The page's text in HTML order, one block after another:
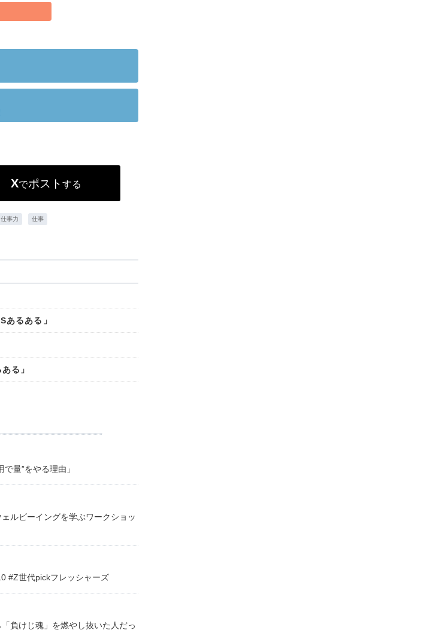
Xでポスト する
仕事力 仕事
るある」
る」
量”をやる理由」
ルビーイングを学ぶワークショッ
#Z世代pickフレッシャーズ
負けじ魂」を燃やし抜いた人だっ